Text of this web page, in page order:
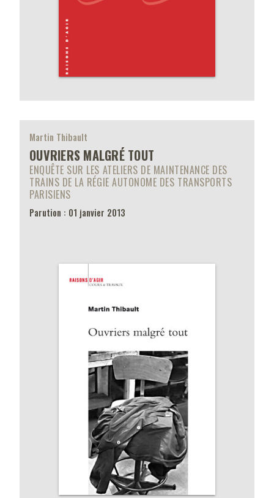
Martin Thibault
OUVRIERS MALGRÉ TOUT
ENQUÊTE SUR LES ATELIERS DE MAINTENANCE DES
TRAINS DE LA RÉGIE AUTONOME DES TRANSPORTS
PARISIENS
Parution : 01 janvier 2013